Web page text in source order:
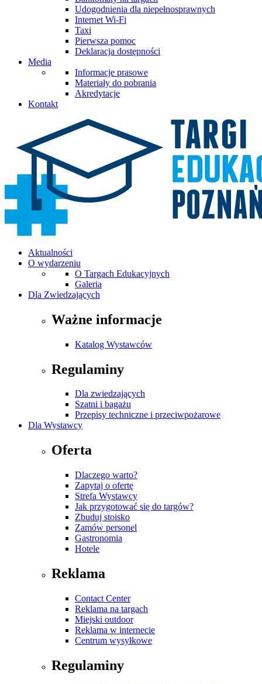
Udogodnienia dla niepełnosprawnych
Internet Wi-Fi
Taxi
Pierwsza pomoc
Deklaracja dostępności
Media
Informacje prasowe
Materiały do pobrania
Akredytacje
Kontakt
Aktualności
O wydarzeniu
O Targach Edukacyjnych
Galeria
Dla Zwiedzających
Ważne informacje
Katalog Wystawców
Regulaminy
Dla zwiedzających
Szatni i bagażu
Przepisy techniczne i przeciwpożarowe
Dla Wystawcy
Oferta
Dlaczego warto?
Zapytaj o ofertę
Strefa Wystawcy
Jak przygotować się do targów?
Zbuduj stoisko
Zamów personel
Gastronomia
Hotele
Reklama
Contact Center
Reklama na targach
Miejski outdoor
Reklama w internecie
Centrum wysyłkowe
Regulaminy